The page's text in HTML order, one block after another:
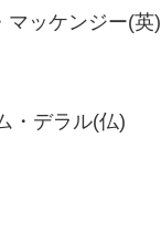
ッケンジー(英)
・デラル(仏)